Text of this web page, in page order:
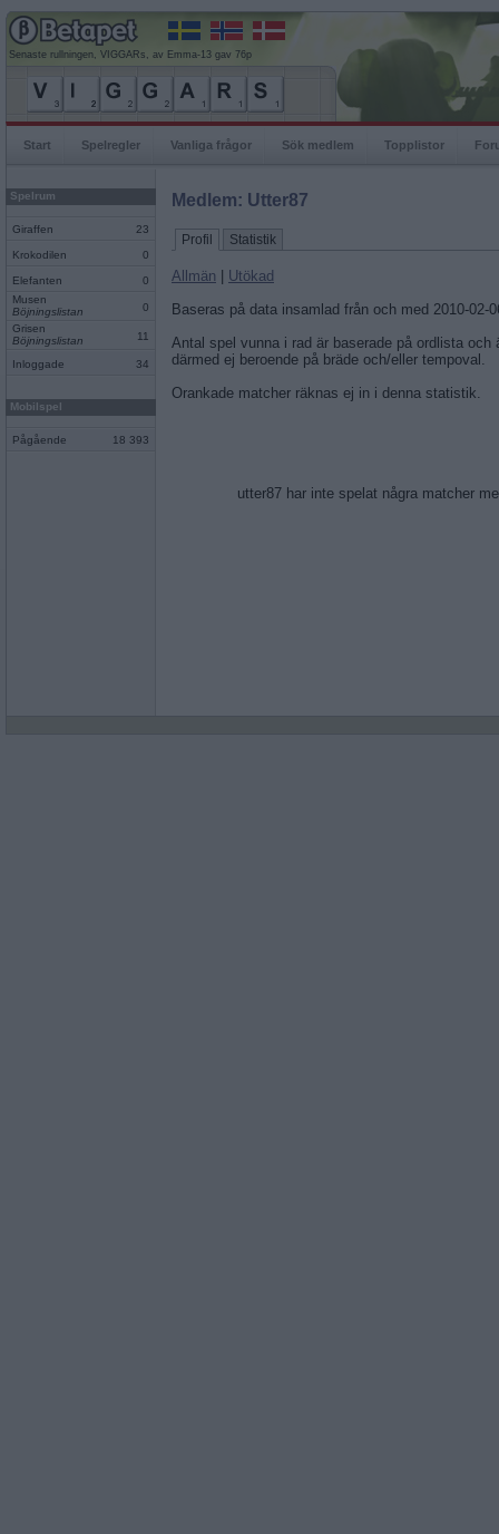
Senaste rullningen, VIGGARs, av Emma-13 gav 76p
Start Spelregler Vanliga frågor Sök medlem Topplistor
Spelrum
Giraffen 23
Krokodilen 0
Elefanten
0
Musen
Böjningslistan
0
Grisen
Böjningslistan
11
Inloggade 34
Mobilspel
Pågående 18 393
Medlem: Utter87
Profil Statistik
Allmän
Utökad
Baseras på data insamlad från och med 2010-02-
Antal spel vunna i rad är baserade på ordlista och
därmed ej beroende på bräde och/eller tempoval.
Orankade matcher räknas ej in i denna statistik.
utter87 har inte spelat några matcher